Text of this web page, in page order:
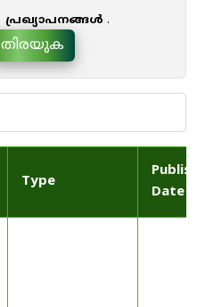
പ്രഖ്യാപനങ്ങൾ .
തിരയുക
Type
Date